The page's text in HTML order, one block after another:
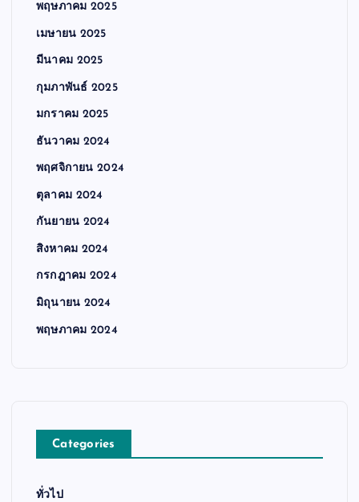
พฤษภาคม 2025
เมษายน 2025
มีนาคม 2025
กุมภาพันธ์ 2025
มกราคม 2025
ธันวาคม 2024
พฤศจิกายน 2024
ตุลาคม 2024
กันยายน 2024
สิงหาคม 2024
กรกฎาคม 2024
มิถุนายน 2024
พฤษภาคม 2024
Categories
ทั่วไป